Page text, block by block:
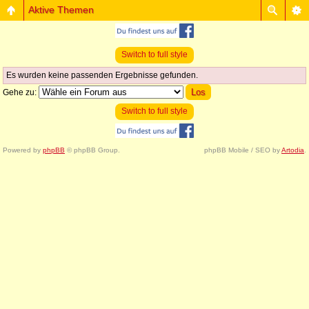
Aktive Themen
Switch to full style
Es wurden keine passenden Ergebnisse gefunden.
Gehe zu:
Switch to full style
Powered by phpBB © phpBB Group. phpBB Mobile / SEO byArtodia